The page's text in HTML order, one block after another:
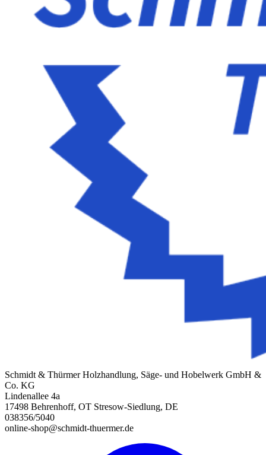
Schmidt & Thürmer Holzhandlung, Säge- und Hobelwerk GmbH &
Co. KG
Lindenallee 4a
17498 Behrenhoff, OT Stresow-Siedlung, DE
038356/5040
online-shop@schmidt-thuermer.de